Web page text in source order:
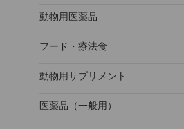
動物用医薬品
フード・療法食
動物用サプリメント
医薬品（一般用）